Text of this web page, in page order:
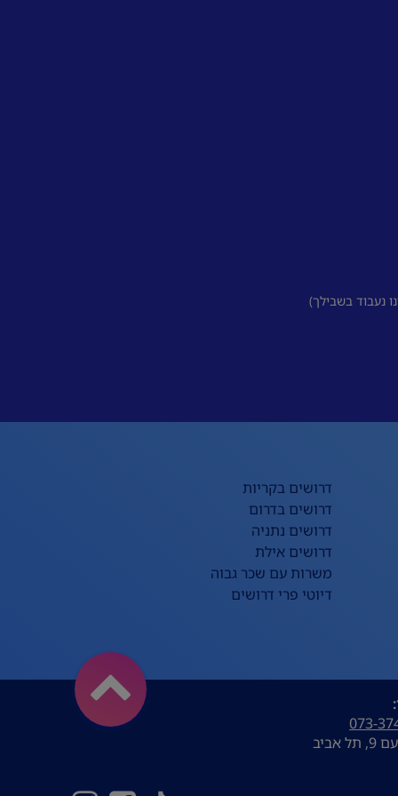
נעבוד בשבילך)
דרושים בקריות
דרושים בדרום
דרושים נתניה
דרושים אילת
משרות עם שכר גבוה
דיוטי פרי דרושים
073-